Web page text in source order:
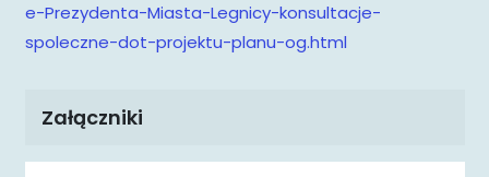
e-Prezydenta-Miasta-Legnicy-konsultacje-
spoleczne-dot-projektu-planu-og.html
Załączniki